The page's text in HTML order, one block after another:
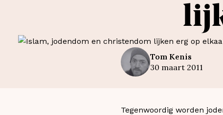
Tom Kenis
30 maart 2011
Tegenwoordig worden